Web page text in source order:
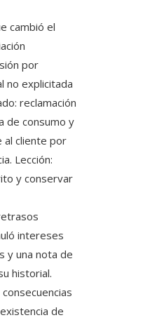
cambió el
por
no explicitada
reclamación
de consumo y
al cliente por
Lección:
y conservar
intereses
y una nota de
historial.
de